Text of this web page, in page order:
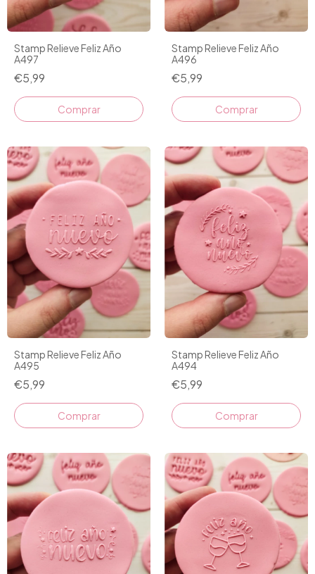
Stamp Relieve Feliz Año
A497
€5,99
Stamp Relieve Feliz Año
A496
€5,99
Stamp Relieve Feliz Año
A495
€5,99
Stamp Relieve Feliz Año
A494
€5,99